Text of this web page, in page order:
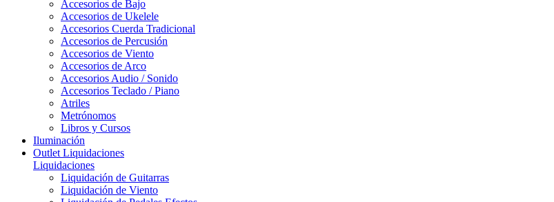
Accesorios de Bajo
Accesorios de Ukelele
Accesorios Cuerda Tradicional
Accesorios de Percusión
Accesorios de Viento
Accesorios de Arco
Accesorios Audio / Sonido
Accesorios Teclado / Piano
Atriles
Metrónomos
Libros y Cursos
Iluminación
Outlet Liquidaciones
Liquidaciones
Liquidación de Guitarras
Liquidación de Viento